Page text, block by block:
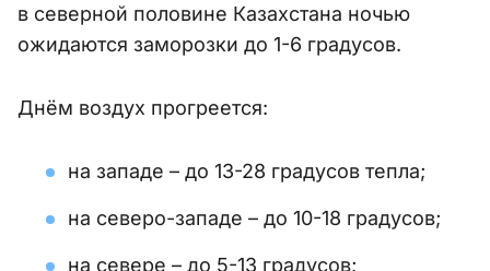
в северной половине Казахстана ночью
ожидаются заморозки до 1-6 градусов.
Днём воздух прогреется:
на западе – до 13-28 градусов тепла;
на северо-западе – до 10-18 градусов;
на севере – до 5-13 градусов;